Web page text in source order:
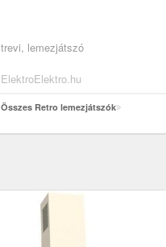
trevi, lemezjátszó
ElektroElektro.hu
Összes Retro lemezjátszók